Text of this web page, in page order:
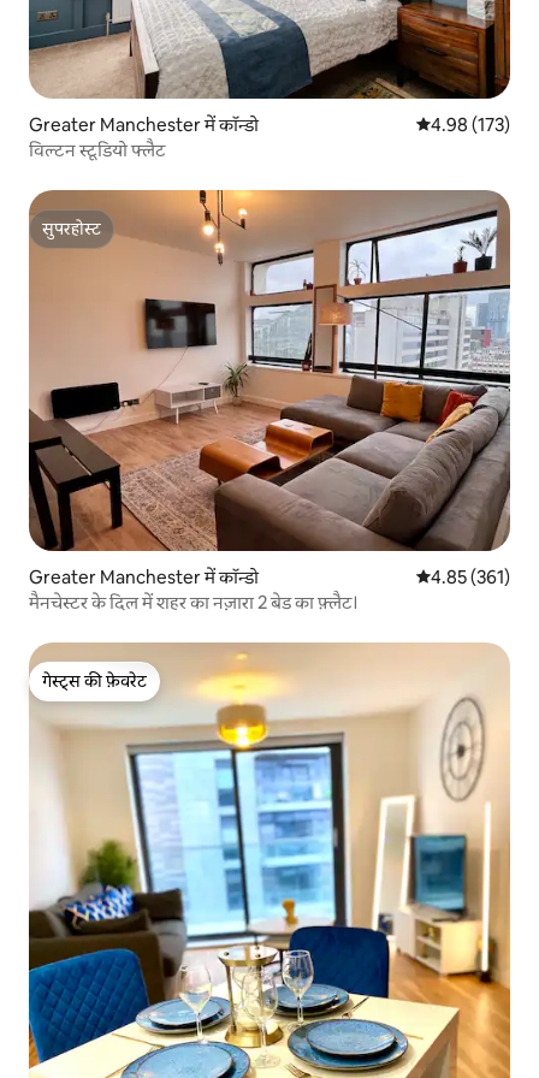
Greater Manchester में कॉन्डो औसत रेटिंग 5 में से
4.98 (173)
विल्टन स्टूडियो फ्लैट
सुपरहोस्ट
सुपरहोस्ट
Greater Manchester में कॉन्डो औसत रेटिंग 5 में से
4.85 (361)
मैनचेस्टर के दिल में शहर का नज़ारा 2 बेड का फ़्लैट।
गेस्ट्स की फ़ेवरेट
गेस्ट्स की फ़ेवरेट